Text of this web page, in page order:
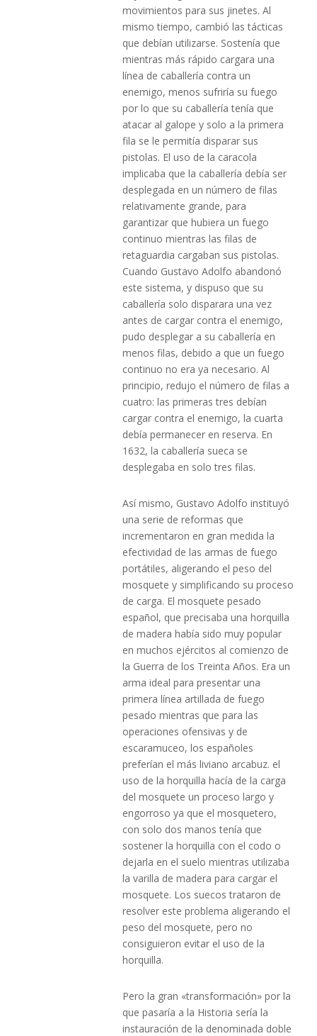
movimientos para sus jinetes. Al
mismo tiempo, cambió las tácticas
que debían utilizarse. Sostenía que
mientras más rápido cargara una
línea de caballería contra un
enemigo, menos sufriría su fuego
por lo que su caballería tenía que
atacar al galope y solo a la primera
fila se le permitía disparar sus
pistolas. El uso de la caracola
implicaba que la caballería debía ser
desplegada en un número de filas
relativamente grande, para
garantizar que hubiera un fuego
continuo mientras las filas de
retaguardia cargaban sus pistolas.
Cuando Gustavo Adolfo abandonó
este sistema, y dispuso que su
caballería solo disparara una vez
antes de cargar contra el enemigo,
pudo desplegar a su caballería en
menos filas, debido a que un fuego
continuo no era ya necesario. Al
principio, redujo el número de filas a
cuatro: las primeras tres debían
cargar contra el enemigo, la cuarta
debía permanecer en reserva. En
1632, la caballería sueca se
desplegaba en solo tres filas.
Así mismo, Gustavo Adolfo instituyó
una serie de reformas que
incrementaron en gran medida la
efectividad de las armas de fuego
portátiles, aligerando el peso del
mosquete y simplificando su proceso
de carga. El mosquete pesado
español, que precisaba una horquilla
de madera había sido muy popular
en muchos ejércitos al comienzo de
la Guerra de los Treinta Años. Era un
arma ideal para presentar una
primera línea artillada de fuego
pesado mientras que para las
operaciones ofensivas y de
escaramuceo, los españoles
preferían el más liviano arcabuz. el
uso de la horquilla hacía de la carga
del mosquete un proceso largo y
engorroso ya que el mosquetero,
con solo dos manos tenía que
sostener la horquilla con el codo o
dejarla en el suelo mientras utilizaba
la varilla de madera para cargar el
mosquete. Los suecos trataron de
resolver este problema aligerando el
peso del mosquete, pero no
consiguieron evitar el uso de la
horquilla.
Pero la gran «transformación» por la
que pasaría a la Historia sería la
instauración de la denominada doble